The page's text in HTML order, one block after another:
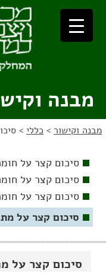
מבנה
מבנה וקישור > כללי >
סיכום קצר על
סיכום קצר על
סיכום קצר על
סיכום קצר על
סיכום קצר על